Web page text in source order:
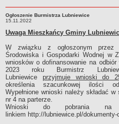
Zadania publiczne
Związki i stowarzyszenia
Współpraca zagraniczna
Strategia rozwoju Gminy
AKTUALNOŚCI I OBWIESZCZENIA
Aktualności
Obwieszczenia, ogłoszenia i
KOMUNIKATY
Ogłoszenie Burmistrza
Ogłoszenie Burmistrza Lubniewice
15.11.2022
Uwaga Mieszkańcy Gminy
W związku z ogłoszonym przez
Środowiska i Gospodarki Wodnej w
wniosków o dofinansowanie na
2023 roku Burmistrz
Lubniewice przyjmuje wnioski do
określenia szacunkowej ilości
Wypełnione wnioski należy składać
nr 4 na parterze.
Wnioskido pobrania na
linkiem http://lubniewice.pl/